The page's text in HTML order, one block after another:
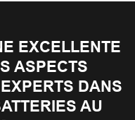
EXCELLENTE
ASPECTS
DANS
AU